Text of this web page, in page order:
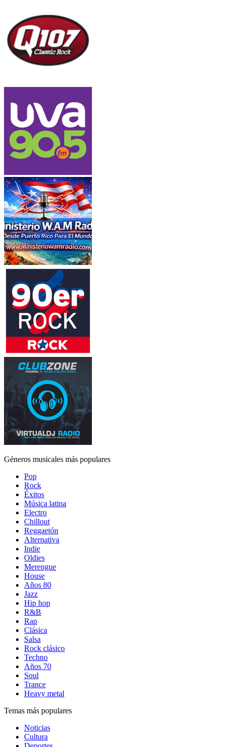
Géneros musicales más populares
Pop
Rock
Éxitos
Música latina
Electro
Chillout
Reggaetón
Alternativa
Indie
Oldies
Merengue
House
Años 80
Jazz
Hip hop
R&B
Rap
Clásica
Salsa
Rock clásico
Techno
Años 70
Soul
Trance
Heavy metal
Temas más populares
Noticias
Cultura